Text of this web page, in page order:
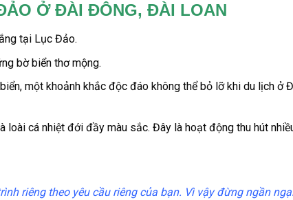
Ở ĐÀI ĐÔNG, ĐÀI LOAN
tạiLục Đảo.
bờ biển thơ mộng.
một khoảnh khắc độc đáo không thể bỏ lỡ khi du lịch ở
loài cá nhiệt đới đầy màu sắc. Đây là hoạt động thu hút
riêng theo yêu cầu riêng của bạn. Vì vậy đừng ngần